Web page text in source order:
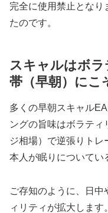
完全に使用禁止となり
たのです。
スキャルはボ
帯（早朝）にこ
多くの早朝スキャル
ングの旨味はボラテ
ジ相場）で逆張りトレ
本人が眠りについてい
ご存知のように、日
ィリティが拡大しま